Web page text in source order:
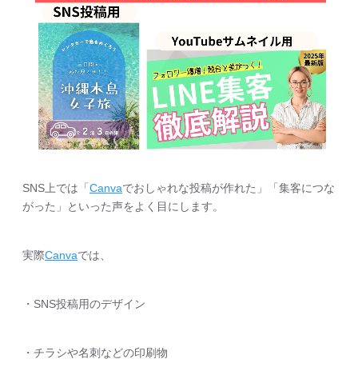
SNS上では「 Canvaでおしゃれな投稿が作れた」「集客につな
がった」といった声をよく目にします。
実際Canvaでは、
・SNS投稿用のデザイン
・チラシや名刺などの印刷物